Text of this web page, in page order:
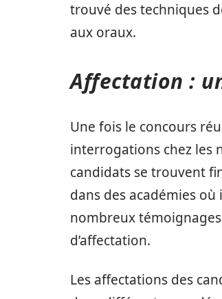
trouvé des techniques
aux oraux.
Affectation :
Une fois le concours
interrogations chez les
candidats se trouvent
dans des académies
nombreux
d’affectation.
Les affectations des